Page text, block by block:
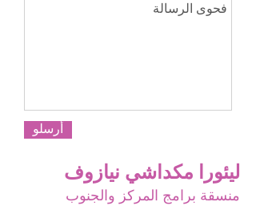
أرسلو
ليئورا مكداشي نيازوف
منسقة برامج المركز والجنوب